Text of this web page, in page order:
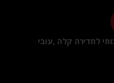
לחדירה קלה ,עובי